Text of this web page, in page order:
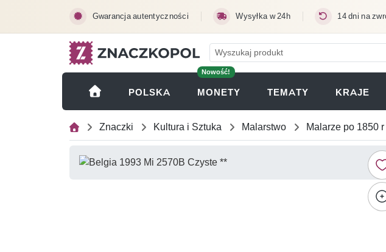
Gwarancja autentyczności Wysyłka w 24h 14 dni na
POLSKA
Nowość!
MONETY (OTWIERA SIĘ W NOWEJ
TEMATY KRAJE
Znaczki Kultura i Sztuka Malarstwo Malarze po 1850 r